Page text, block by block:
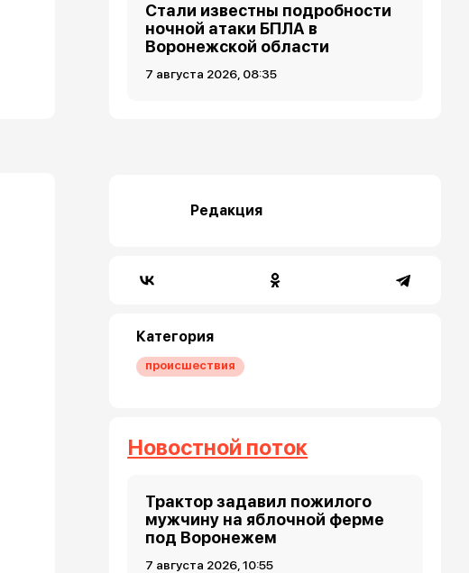
Стали известны подробности
ночной атаки БПЛА в
Воронежской области
7 августа 2026, 08:35
Редакция
Категория
происшествия
Новостной поток
Трактор задавил пожилого
мужчину на яблочной ферме
под Воронежем
7 августа 2026, 10:55